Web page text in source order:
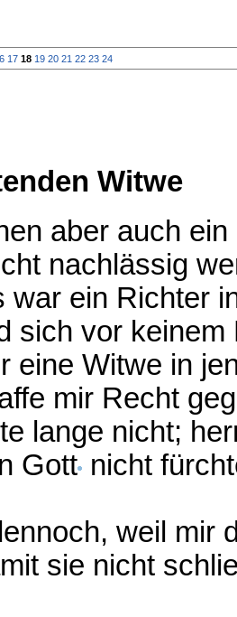
17 18 19 20 21 22 23 24
Witwe
aber auch
nachlässig
war ein Richter
sich vor
eine Witwe in
mir Recht
lange nicht;
Gott nicht
weil mir
sie nicht